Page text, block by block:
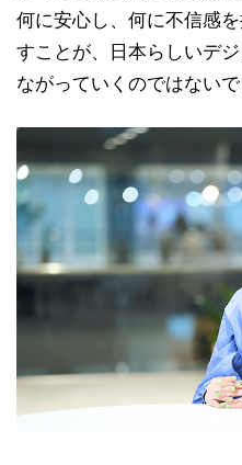
何に安心し、何に不信感
すことが、日本らしいデ
ながっていくのではないで